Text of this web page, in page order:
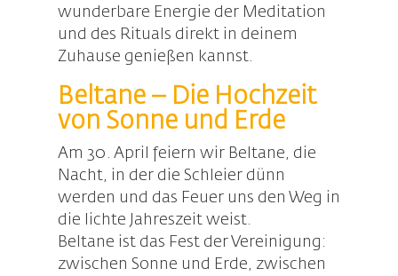
wunderbare Energie der Meditation
und des Rituals direkt in deinem
Zuhause genießen kannst.
Beltane – Die Hochzeit
von Sonne und Erde
Am 30. April feiern wir Beltane, die
Nacht, in der die Schleier dünn
werden und das Feuer uns den Weg in
die lichte Jahreszeit weist.
Beltane ist das Fest der Vereinigung:
zwischen Sonne und Erde, zwischen